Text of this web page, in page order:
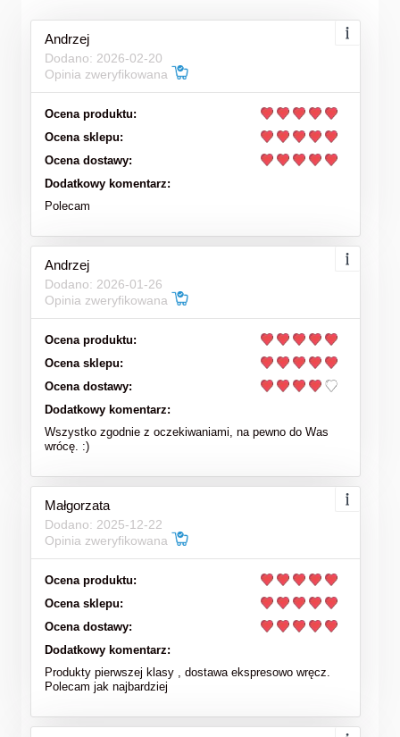
Andrzej
Dodano: 2026-02-20
Opinia zweryfikowana
Ocena produktu:
Ocena sklepu:
Ocena dostawy:
Dodatkowy komentarz:
Polecam
Andrzej
Dodano: 2026-01-26
Opinia zweryfikowana
Ocena produktu:
Ocena sklepu:
Ocena dostawy:
Dodatkowy komentarz:
Wszystko zgodnie z oczekiwaniami, na pewno do Was
wrócę. :)
Małgorzata
Dodano: 2025-12-22
Opinia zweryfikowana
Ocena produktu:
Ocena sklepu:
Ocena dostawy:
Dodatkowy komentarz:
Produkty pierwszej klasy , dostawa ekspresowo wręcz.
Polecam jak najbardziej